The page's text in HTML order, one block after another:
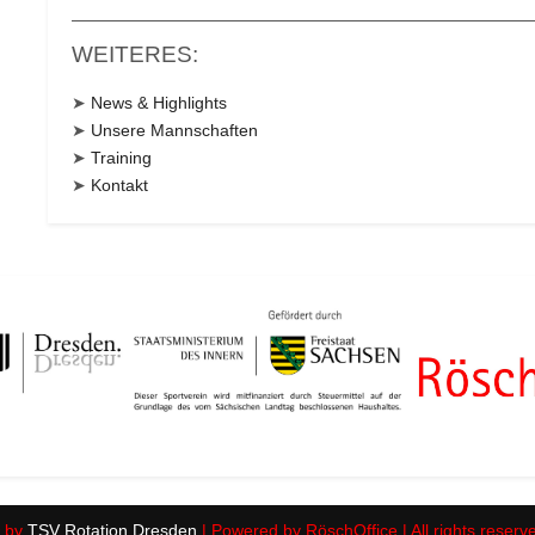
WEITERES:
➤ News & Highlights
➤ Unsere Mannschaften
➤ Training
➤ Kontakt
by TSV Rotation Dresden | Powered by RöschOffice | All rights